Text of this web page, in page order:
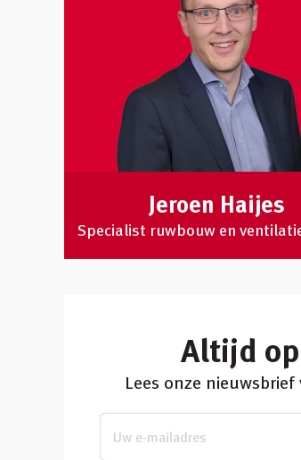
Jeroen Haijes
Specialist ruwbouw en
Altijd
Lees onze